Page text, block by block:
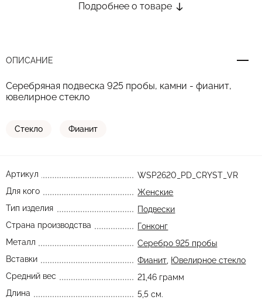
Подробнее о товаре
ОПИСАНИЕ
Серебряная подвеска 925 пробы, камни - фианит,
ювелирное стекло
Стекло Фианит
Артикул
WSP2620_PD_CRYST_VR
Для кого
Женские
Тип изделия
Подвески
Страна производства
Гонконг
Металл
Серебро 925 пробы
Вставки
Фианит Ювелирное стекло
Средний вес
21,46 грамм
Длина
5,5 см.